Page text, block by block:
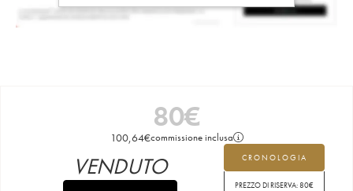
80€
100,64€commissione inclusa
CRONOLOGIA
PREZZO DI RISERVA:80€
VENDUTO